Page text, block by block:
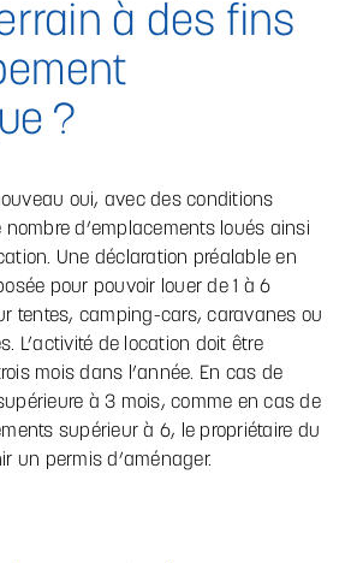
à des fins
?
oui, avec des conditions
d’emplacements loués ainsi
Une déclaration préalable en
pour pouvoir louer de 1 à 6
tentes, camping-cars, caravanes ou
L’activité de location doit être
mois dans l’année. En cas de
à 3 mois, comme en cas de
supérieur à 6, le propriétaire du
un permis d’aménager.